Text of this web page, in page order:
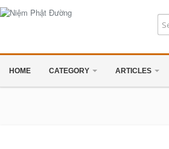
HOME CATEGORY ARTICLES